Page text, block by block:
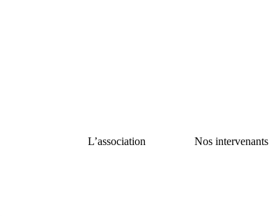
L’association Nos intervenants